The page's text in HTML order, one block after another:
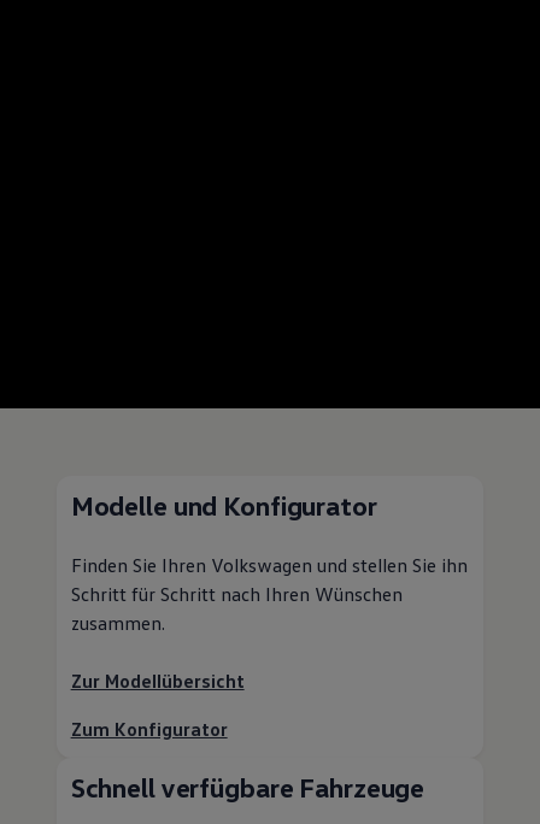
Modelle und Konfigurator
Finden Sie Ihren Volkswagen und stellen Sie ihn
Schritt für Schritt nach Ihren Wünschen
zusammen.
Zur Modellübersicht
Zum Konfigurator
Schnell verfügbare Fahrzeuge